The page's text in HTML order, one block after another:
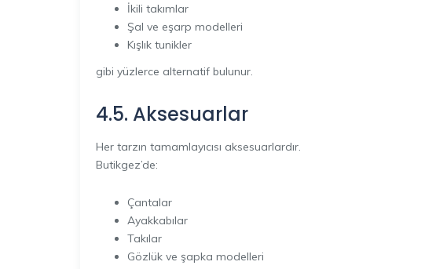
İkili takımlar
Şal ve eşarp modelleri
Kışlık tunikler
gibi yüzlerce alternatif bulunur.
4.5. Aksesuarlar
Her tarzın tamamlayıcısı aksesuarlardır.
Butikgez’de:
Çantalar
Ayakkabılar
Takılar
Gözlük ve şapka modelleri